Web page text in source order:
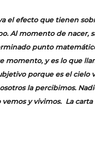
el efecto que tienen
Al momento de nacer,
punto
momento, y es lo que
porque es el cielo
la percibimos.
y vivimos.  La